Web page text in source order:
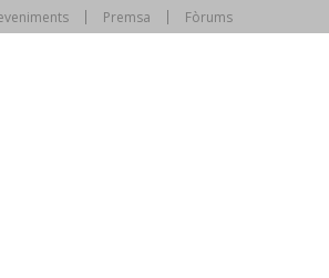
Premsa Fòrums